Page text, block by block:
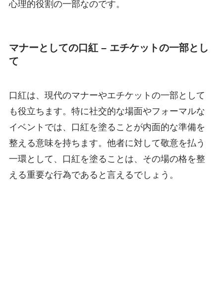
心理的役割の一部なのです。
マナーとしての口紅 – エチケットの一部とし
て
口紅は、現代のマナーやエチケットの一部として
も役立ちます。特に社交的な場面やフォーマルな
イベントでは、口紅を塗ることが内面的な準備を
整える意味を持ちます。他者に対して敬意を払う
一環として、口紅を塗ることは、その場の格を整
える重要な行為であると言えるでしょう。